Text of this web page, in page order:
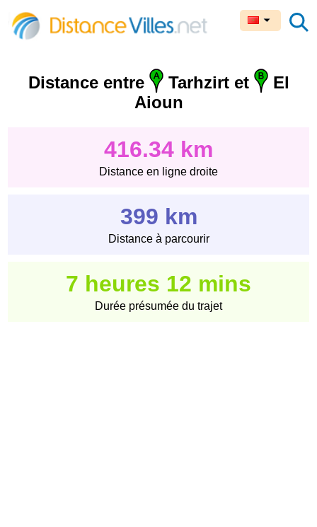
Distance entre Tarhzirt et
El
Aioun
416.34 km
Distance en ligne droite
399 km
Distance à parcourir
7 heures 12 mins
Durée présumée du trajet